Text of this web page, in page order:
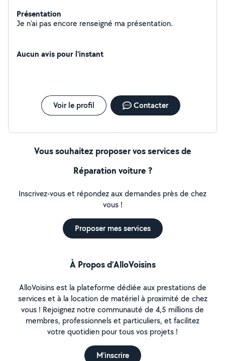
Présentation
Je n'ai pas encore renseigné ma présentation.
Aucun avis pour l'instant
Voir le profil Contacter
Vous souhaitez proposer vos services de
Réparation voiture ?
Inscrivez-vous et répondez aux demandes près de chez
vous !
Proposer mes services
À Propos d’AlloVoisins
AlloVoisins est la plateforme dédiée aux prestations de
services et à la location de matériel à proximité de chez
vous ! Rejoignez notre communauté de 4,5 millions de
membres, professionnels et particuliers, et facilitez
votre quotidien pour tous vos projets !
M'inscrire